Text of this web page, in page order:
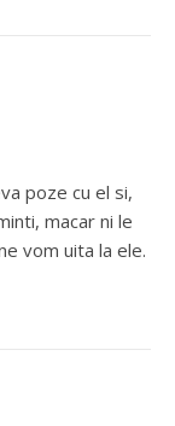
poze cu el si,
macar ni le
vom uita la ele.